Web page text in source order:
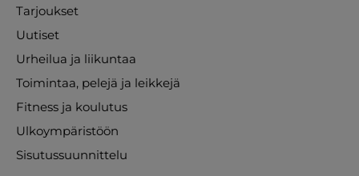
Tarjoukset
Uutiset
Urheilua ja liikuntaa
Toimintaa, pelejä ja leikkejä
Fitness ja koulutus
Ulkoympäristöön
Sisutussuunnittelu